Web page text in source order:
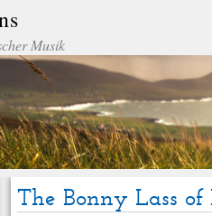
Musik
The Bonny Lass